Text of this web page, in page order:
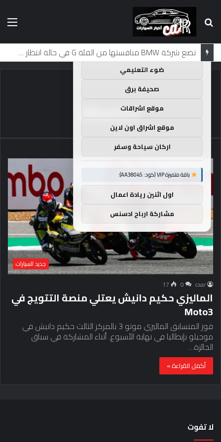
بحث
عن
تضع شركة BMW منافستها من الفئة G في حالة انتظار مع وصول الرياح المعاكسة في الصين إلى موطنها
الرئيسية Moto3
Moto3
جديد السيارات
caar
0
17
الماليزي حكيم دانيش يعتلي منصة التتويج في
Moto3
فوز المتسابق الماليزي موتو 3 بالمركز الثالث حكيم دانيش في
موجيلو بإيطاليا في نهاية الأسبوع. أثناء المشاركة في سباق
الجائزة…
أكمل القراءة »
لا تفوت
توصيات :
باقة متميزة VIP (كود: AA35872):
ضوء التعليمي
صحيفة برق
موقع اشراقات
موقع اشراق اون لاين
اركان سياحة وسفر
باقة متميزة VIP (كود: AA38045):
اول اثنين ريادة اعمال
مشاركة ارباح ادسنس